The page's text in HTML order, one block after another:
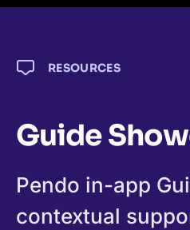
RESOURCES
Guide
Pendo in-app
contextual